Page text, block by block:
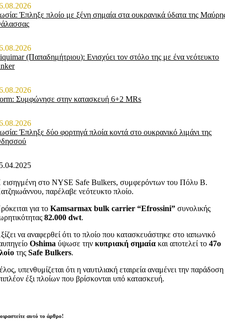
Έπληξε πλοίο με ξένη σημαία στα ουκρανικά ύδατα της
(Παπαδημήτριου): Ενισχύει τον στόλο της με ένα νεότευκτο
Συμφώνησε στην κατασκευή 6+2 MRs
Έπληξε δύο φορτηγά πλοία κοντά στο ουκρανικό λιμάνι της
στο NYSE Safe Bulkers, συμφερόντων του Πόλυ Β.
παρέλαβε νεότευκτο πλοίο.
για το Kamsarmax bulk carrier “Efrossini” συνολικής
82.000 dwt.
να αναφερθεί ότι το πλοίο που κατασκευάστηκε στο ιαπωνικό
Oshima ύψωσε τηνκυπριακή σημαία και αποτελεί το47ο
τηςSafe Bulkers.
υπενθυμίζεται ότι η ναυτιλιακή εταιρεία αναμένει την παράδοση
έξι πλοίων που βρίσκονται υπό κατασκευή.
αυτό το άρθρο!